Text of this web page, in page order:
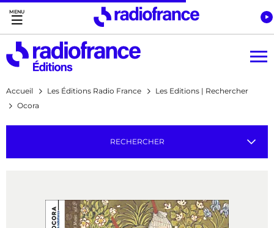
Accès direct :
Menu principal
Contenu
Accueil Les Éditions Radio France
Les Editions | Rechercher
Ocora
RECHERCHER